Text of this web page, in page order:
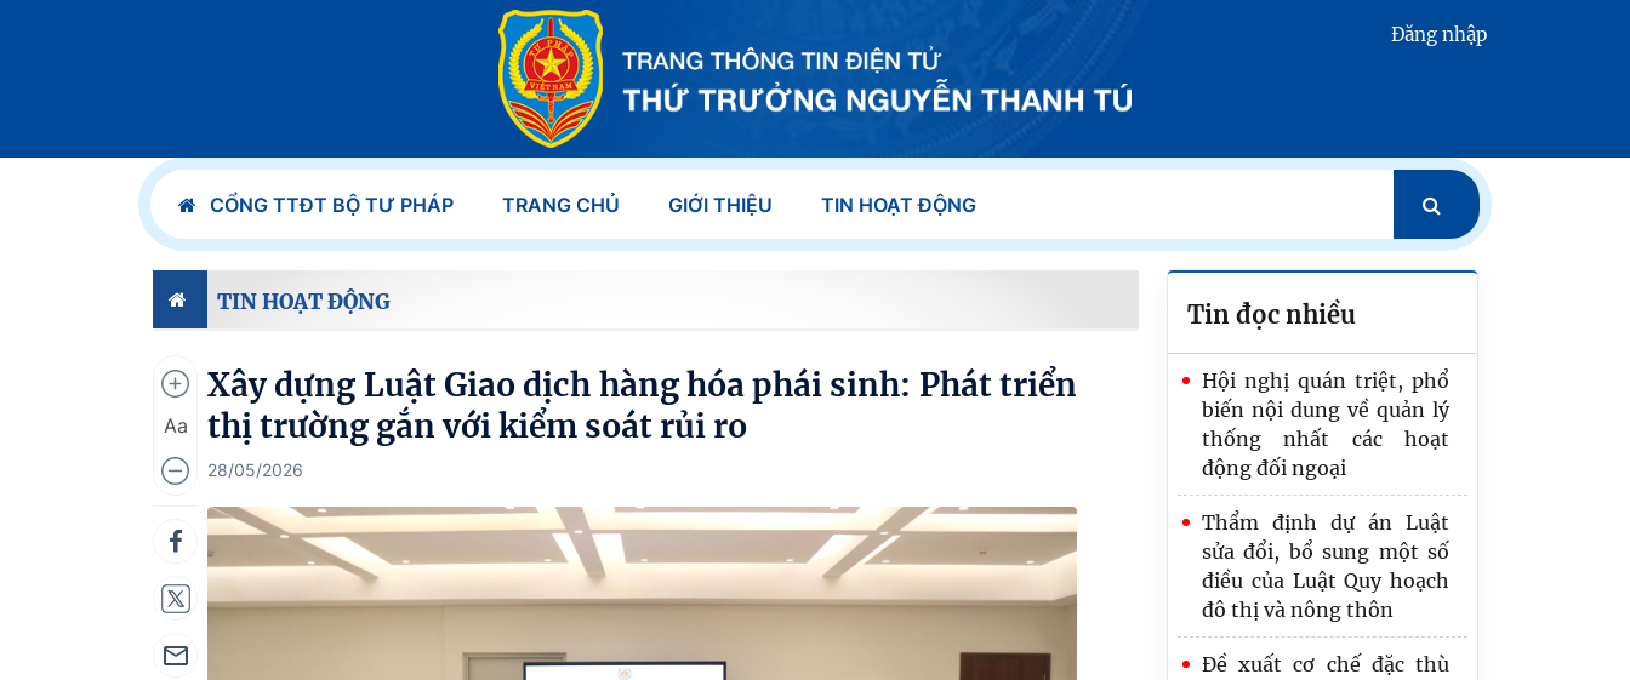
Đăng nhập
CỔNG TTĐT BỘ TƯ PHÁP TRANG CHỦ GIỚI THIỆU TIN HOẠT ĐỘNG
TIN HOẠT ĐỘNG
Aa
Xây dựng Luật Giao dịch hàng hóa phái sinh: Phát triển
thị trường gắn với kiểm soát rủi ro
28/05/2026
Tin đọc nhiều
Hội nghị quán triệt, phổ
biến nội dung về quản lý
thống nhất các hoạt
động đối ngoại
Thẩm định dự án Luật
sửa đổi, bổ sung một số
điều của Luật Quy hoạch
đô thị và nông thôn
Đề xuất cơ chế đặc thù
Bảo đảm Đề án “Chiến
lược hoàn thiện hệ thống
pháp luật Việt Nam trong
kỷ nguyên mới” có tính
khả thi, giá trị thực tiễn
cao